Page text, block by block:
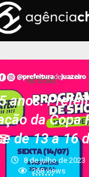
NOTÍCIAS
anos:
da Copa
de 13 a 16
8 de julho de 2023
268views